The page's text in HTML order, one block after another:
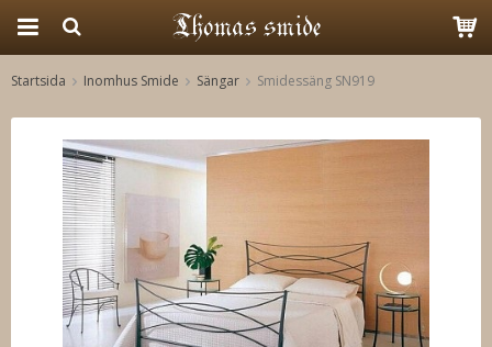
Startsida Inomhus Smide Sängar Smidessäng SN919